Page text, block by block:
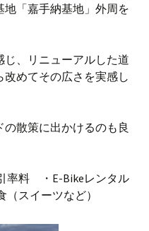
「嘉手納基地」外周を
、リニューアルした道
めてその広さを実感し
散策に出かけるのも良
率料 ・E-Bikeレンタル
（スイーツなど）